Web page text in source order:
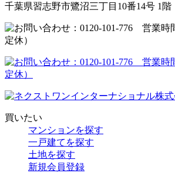
千葉県習志野市鷺沼三丁目10番14号 1階
買いたい
マンションを探す
一戸建てを探す
土地を探す
新規会員登録